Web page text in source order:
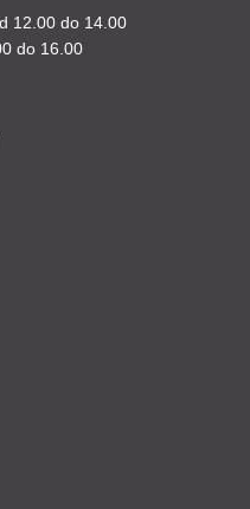
12.00 do 14.00
do 16.00